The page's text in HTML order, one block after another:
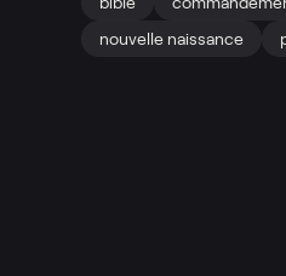
nouvelle naissance